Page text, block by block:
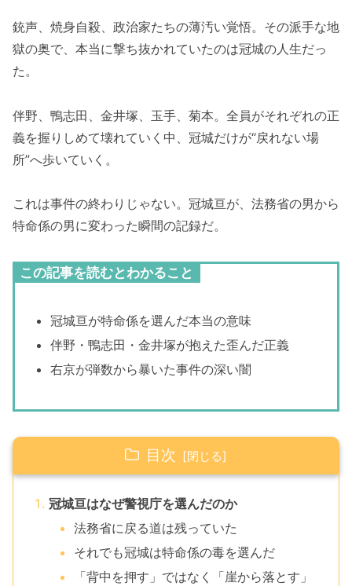
銃声、焼身自殺、政治家たちの薄汚い覚悟。その派手な地
獄の奥で、本当に撃ち抜かれていたのは冠城の人生だっ
た。
伴野、鴨志田、金井塚、玉手、菊本。全員がそれぞれの正
義を握りしめて壊れていく中、冠城だけが“戻れない場
所”へ歩いていく。
これは事件の終わりじゃない。冠城亘が、法務省の男から
特命係の男に変わった瞬間の記録だ。
この記事を読むとわかること
冠城亘が特命係を選んだ本当の意味
伴野・鴨志田・金井塚が抱えた歪んだ正義
右京が弾数から暴いた事件の深い闇
目次
冠城亘はなぜ警視庁を選んだのか
法務省に戻る道は残っていた
それでも冠城は特命係の毒を選んだ
「背中を押す」ではなく「崖から落とす」